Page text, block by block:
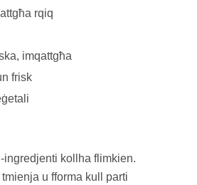
rqiq
imqattgħa
frisk
ingredjenti kollha flimkien.
u fforma kull parti